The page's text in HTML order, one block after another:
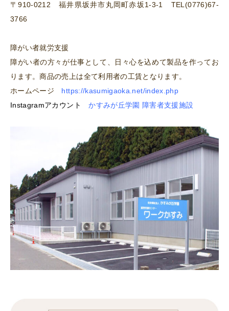
〒910-0212 福井県坂井市丸岡町赤坂1-3-1 TEL(0776)67-
3766
障がい者就労支援
障がい者の方々が仕事として、日々心を込めて製品を作ってお
ります。商品の売上は全て利用者の工賃となります。
ホームページ https://kasumigaoka.net/index.php
Instagramアカウント
かすみが丘学園 障害者支援施設